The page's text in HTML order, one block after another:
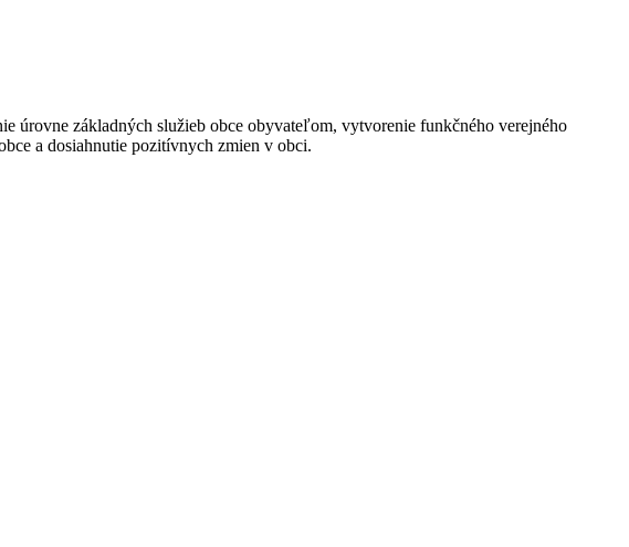
úrovne základných služieb obce obyvateľom, vytvorenie funkčného verejného
a dosiahnutie pozitívnych zmien v obci.